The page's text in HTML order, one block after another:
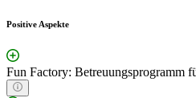
Positive Aspekte
Fun Factory: Betreuungsprogramm